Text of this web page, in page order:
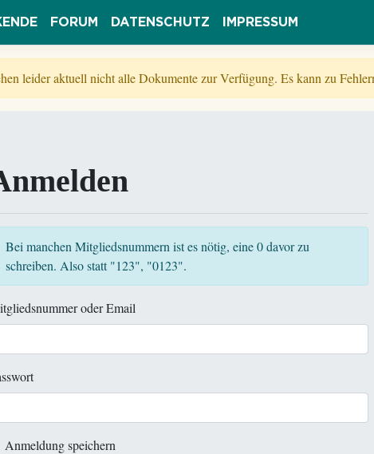
FORUM DATENSCHUTZ IMPRESSUM
leider aktuell nicht alle Dokumente zur Verfügung. Es kann zu
Bei manchen Mitgliedsnummern ist es nötig, eine 0 davor zu
schreiben. Also statt "123", "0123".
oder Email
Anmeldung speichern